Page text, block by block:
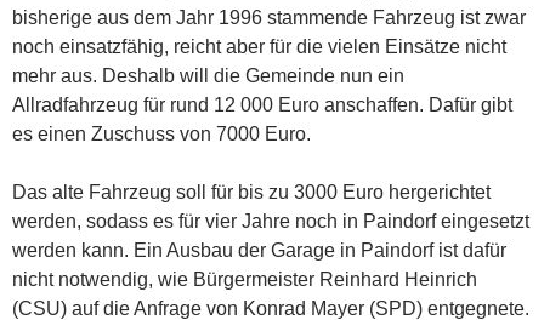
bisherige aus dem Jahr 1996 stammende Fahrzeug ist zwar
noch einsatzfähig, reicht aber für die vielen Einsätze nicht
mehr aus. Deshalb will die Gemeinde nun ein
Allradfahrzeug für rund 12 000 Euro anschaffen. Dafür gibt
es einen Zuschuss von 7000 Euro.
Das alte Fahrzeug soll für bis zu 3000 Euro hergerichtet
werden, sodass es für vier Jahre noch in Paindorf eingesetzt
werden kann. Ein Ausbau der Garage in Paindorf ist dafür
nicht notwendig, wie Bürgermeister Reinhard Heinrich
(CSU) auf die Anfrage von Konrad Mayer (SPD) entgegnete.